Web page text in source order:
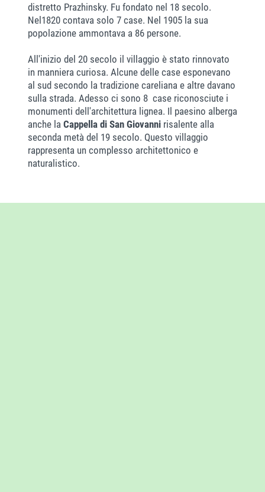
distretto Prazhinsky. Fu fondato nel 18 secolo.
Nel1820 contava solo 7 case. Nel 1905 la sua
popolazione ammontava a 86 persone.
All'inizio del 20 secolo il villaggio è stato rinnovato
in manniera curiosa. Alcune delle case esponevano
al sud secondo la tradizione careliana e altre davano
sulla strada. Adesso ci sono 8 case riconosciute i
monumenti dell'architettura lignea. Il paesino alberga
anche la Cappella di San Giovannirisalente alla
seconda metà del 19 secolo. Questo villaggio
rappresenta un complesso architettonico e
naturalistico.